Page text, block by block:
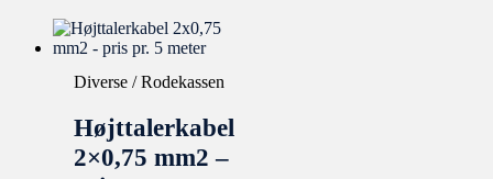
Diverse / Rodekassen
Højttalerkabel
2×0,75 mm2 –